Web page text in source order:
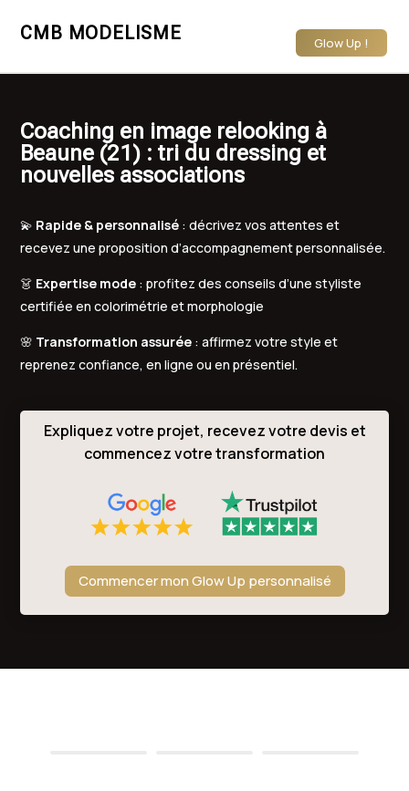
CMB MODELISME Glow Up !
Coaching en image relooking à
Beaune (21) : tri du dressing et
nouvelles associations
💫 Rapide & personnalisé : décrivez vos attentes et
recevez une proposition d’accompagnement personnalisée.
👗 Expertise mode : profitez des conseils d’une styliste
certifiée en colorimétrie et morphologie
🌸 Transformation assurée : affirmez votre style et
reprenez confiance, en ligne ou en présentiel.
Expliquez votre projet, recevez votre devis et
commencez votre transformation
Commencer mon Glow Up personnalisé